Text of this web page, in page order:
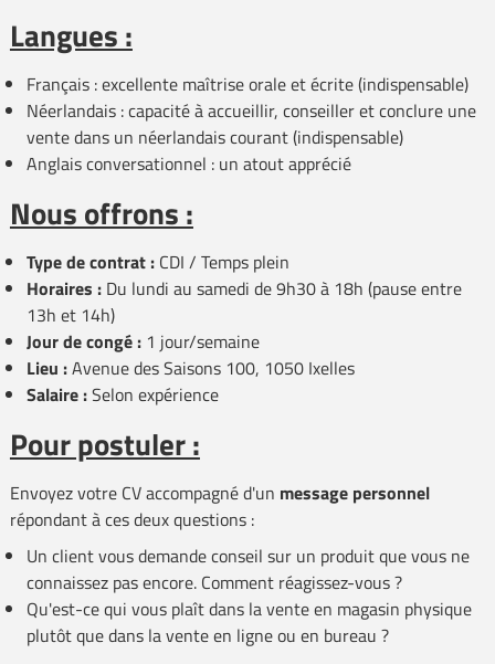
Langues :
Français : excellente maîtrise orale et écrite (indispensable)
Néerlandais : capacité à accueillir, conseiller et conclure une
vente dans un néerlandais courant (indispensable)
Anglais conversationnel : un atout apprécié
Nous offrons :
Type de contrat :CDI / Temps plein
Horaires :Du lundi au samedi de 9h30 à 18h (pause entre
13h et 14h)
Jour de congé :1 jour/semaine
Lieu :Avenue des Saisons 100, 1050 Ixelles
Salaire :Selon expérience
Pour postuler :
Envoyez votre CV accompagné d'un message personnel
répondant à ces deux questions :
Un client vous demande conseil sur un produit que vous ne
connaissez pas encore. Comment réagissez-vous ?
Qu'est-ce qui vous plaît dans la vente en magasin physique
plutôt que dans la vente en ligne ou en bureau ?